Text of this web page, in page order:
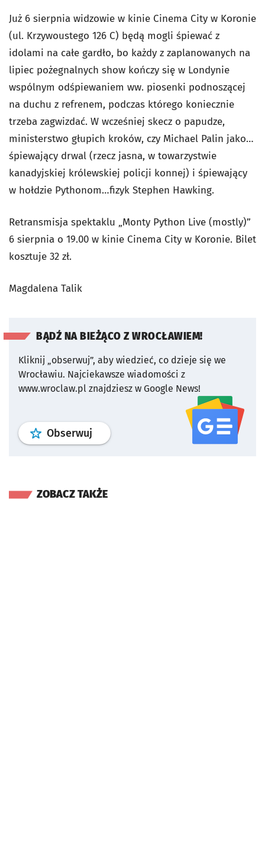
Już 6 sierpnia widzowie w kinie Cinema City w Koronie
(ul. Krzywoustego 126 C) będą mogli śpiewać z
idolami na całe gardło, bo każdy z zaplanowanych na
lipiec pożegnalnych show kończy się w Londynie
wspólnym odśpiewaniem ww. piosenki podnoszącej
na duchu z refrenem, podczas którego koniecznie
trzeba zagwizdać. W wcześniej skecz o papudze,
ministerstwo głupich kroków, czy Michael Palin jako…
śpiewający drwal (rzecz jasna, w towarzystwie
kanadyjskiej królewskiej policji konnej) i śpiewający
w hołdzie Pythonom…fizyk Stephen Hawking.
Retransmisja spektaklu „Monty Python Live (mostly)”
6 sierpnia o 19.00 w kinie Cinema City w Koronie. Bilet
kosztuje 32 zł.
Magdalena Talik
BĄDŹ NA BIEŻĄCO Z WROCŁAWIEM!
Kliknij „obserwuj”, aby wiedzieć, co dzieje się we
Wrocławiu. Najciekawsze wiadomości z
www.wroclaw.pl znajdziesz w Google News!
Obserwuj profil serwisu
ZOBACZ TAKŻE